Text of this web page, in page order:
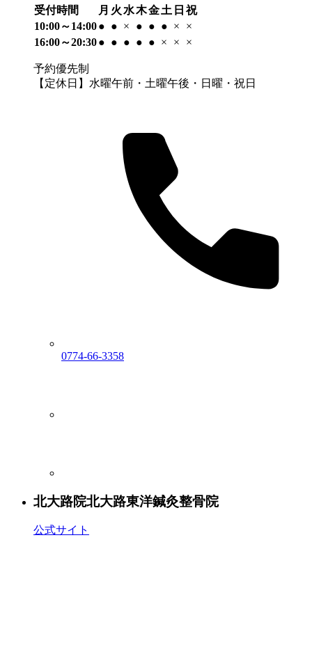
受付時間 月 火 水木金土 日 祝
10:00～14:00● ● × ● ● ● ×
×
16:00～20:30● ● ● ● ● × × ×
予約優先制
【定休日】水曜午前・土曜午後・日曜・祝日
0774-66-3358
北大路院北大路東洋鍼灸整骨院
公式サイト